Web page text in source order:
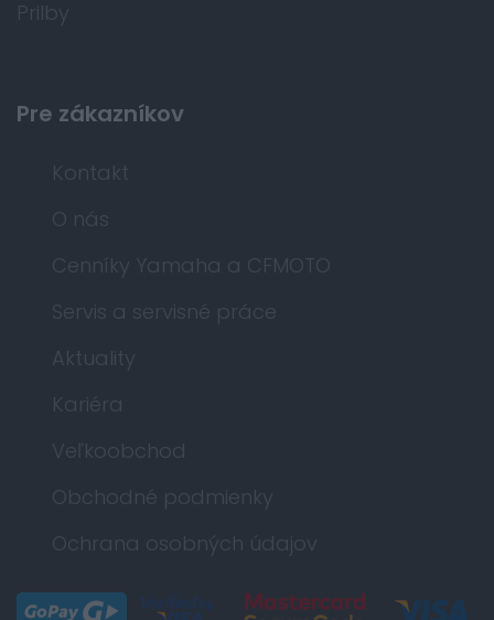
Prilby
Pre zákazníkov
Kontakt
O nás
Cenníky Yamaha a CFMOTO
Servis a servisné práce
Aktuality
Kariéra
Veľkoobchod
Obchodné podmienky
Ochrana osobných údajov